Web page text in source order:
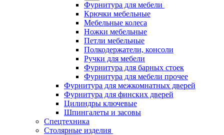
Фурнитура для мебели
Крючки мебельные
Мебельные колеса
Ножки мебельные
Петли мебельные
Полкодержатели, консоли
Ручки для мебели
Фурнитура для барных стоек
Фурнитура для мебели прочее
Фурнитура для межкомнатных дверей
Фурнитура для финских дверей
Цилиндры ключевые
Шпингалеты и засовы
Спецтехника
Столярные изделия